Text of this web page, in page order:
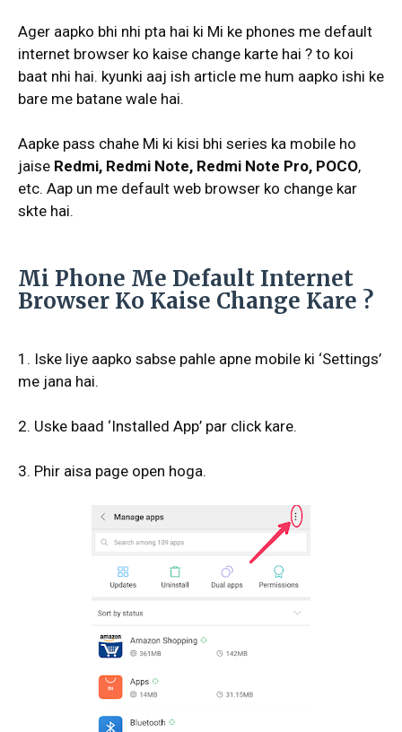
Ager aapko bhi nhi pta hai ki Mi ke phones me default
internet browser ko kaise change karte hai ? to koi
baat nhi hai. kyunki aaj ish article me hum aapko ishi ke
bare me batane wale hai.
Aapke pass chahe Mi ki kisi bhi series ka mobile ho
jaise Redmi, Redmi Note, Redmi Note Pro, POCO,
etc. Aap un me default web browser ko change kar
skte hai.
Mi Phone Me Default Internet
Browser Ko Kaise Change Kare ?
1. Iske liye aapko sabse pahle apne mobile ki ‘Settings’
me jana hai.
2. Uske baad ‘Installed App’ par click kare.
3. Phir aisa page open hoga.